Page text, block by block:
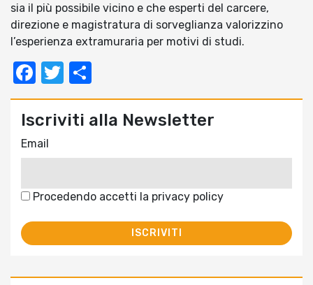
sia il più possibile vicino e che esperti del carcere,
direzione e magistratura di sorveglianza valorizzino
l’esperienza extramuraria per motivi di studi.
Facebook
Twitter
Iscriviti alla Newsletter
Email
Procedendo accetti la privacy policy